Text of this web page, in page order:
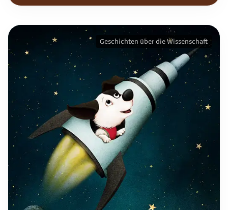
Geschichten über die Wissenschaft